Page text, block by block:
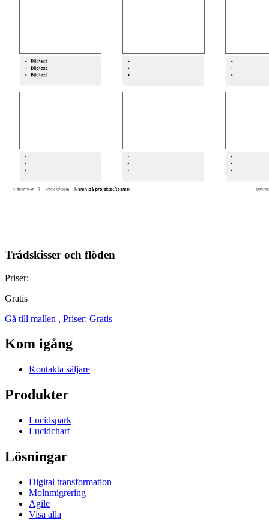
Trådskisser och flöden
Priser:
Gratis
Gå till mallen , Priser: Gratis
Kom igång
Kontakta säljare
Produkter
Lucidspark
Lucidchart
Lösningar
Digital transformation
Molnmigrering
Agile
Visa alla